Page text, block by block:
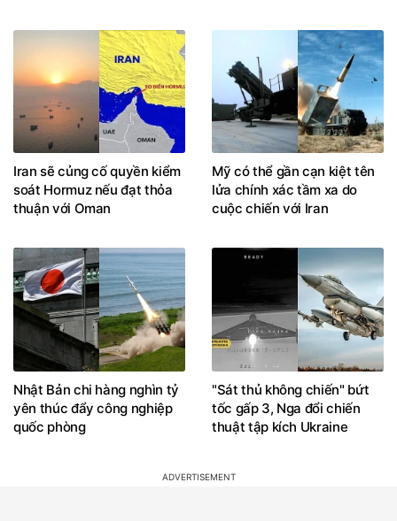
Iran sẽ củng cố quyền kiểm
soát Hormuz nếu đạt thỏa
thuận với Oman
Mỹ có thể gần cạn kiệt tên
lửa chính xác tầm xa do
cuộc chiến với Iran
Nhật Bản chi hàng nghìn tỷ
yên thúc đẩy công nghiệp
quốc phòng
"Sát thủ không chiến" bứt
tốc gấp 3, Nga đổi chiến
thuật tập kích Ukraine